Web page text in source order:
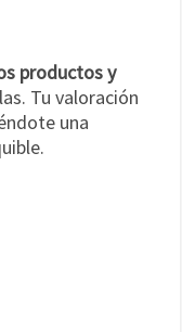
productos y
Tu valoración
una